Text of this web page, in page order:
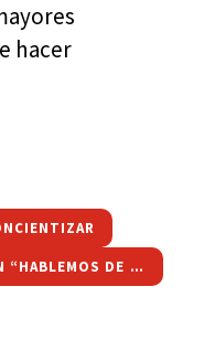
hacer
FUNDACIÓN “HABLEMOS DE AUTISMO”